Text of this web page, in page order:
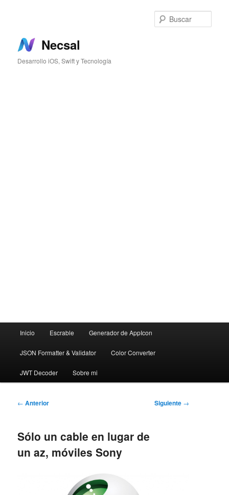
principal
Necsal
Desarrollo iOS, Swift y Tecnología
Inicio Escrable Generador de AppIcon
JSON Formatter & Validator Color Converter
JWT Decoder Sobre mi
Navegación
← Anterior Siguiente →
Sólo un cable en lugar de
un az, móviles Sony